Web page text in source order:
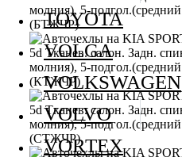
TOYOTA
VOLGA
VOLKSWAGEN
VOLVO
VORTEX